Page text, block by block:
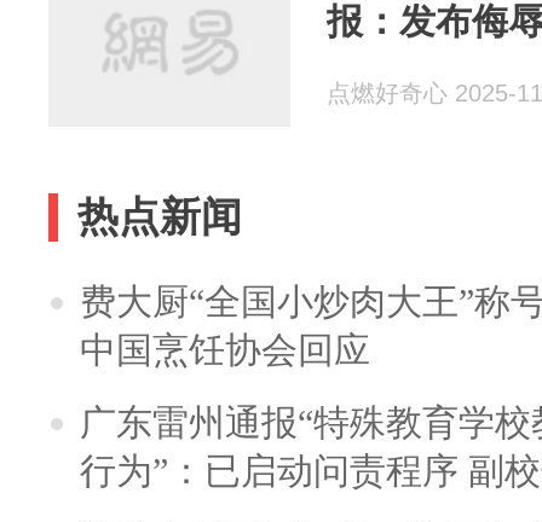
报：发布侮
点燃好奇心 2025-
热点新闻
费大厨“全国小炒肉大王”称
中国烹饪协会回应
广东雷州通报“特殊教育学
行为”：已启动问责程序 副